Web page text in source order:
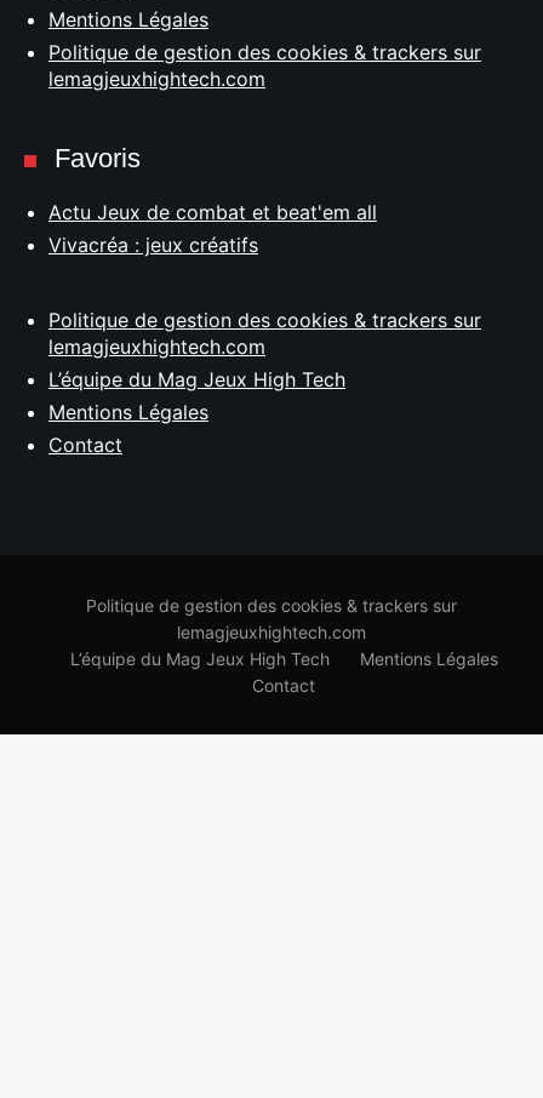
Mentions Légales
Politique de gestion des cookies & trackers sur
lemagjeuxhightech.com
Favoris
Actu Jeux de combat et beat'em all
Vivacréa : jeux créatifs
Politique de gestion des cookies & trackers sur
lemagjeuxhightech.com
L’équipe du Mag Jeux High Tech
Mentions Légales
Contact
Politique de gestion des cookies & trackers sur
lemagjeuxhightech.com
L’équipe du Mag Jeux High Tech
Mentions Légales
Contact